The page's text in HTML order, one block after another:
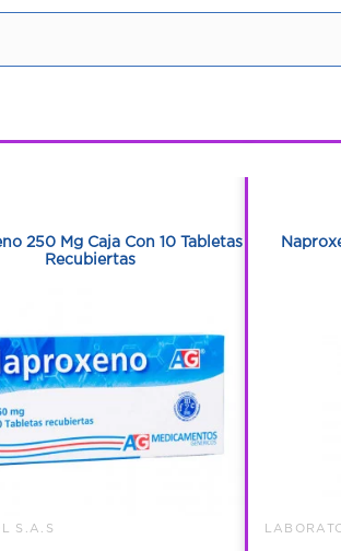
250 Mg Caja Con 10 Tabletas
Recubiertas
S.A.S